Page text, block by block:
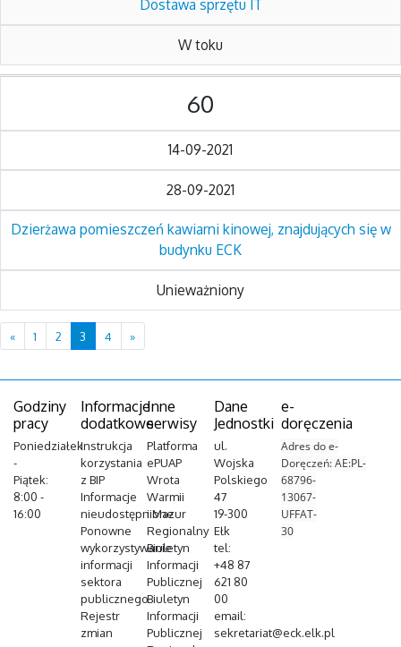
Dostawa sprzętu IT
W toku
60
14-09-2021
28-09-2021
Dzierżawa pomieszczeń kawiarni kinowej, znajdujących się w
budynku ECK
Unieważniony
«Previous
1 2 3 4 »Next
Godziny
pracy
Poniedziałek
-
Piątek:
8:00 -
16:00
Informacje
dodatkowe
Instrukcja
korzystania
z BIP
Informacje
nieudostępnione
Ponowne
wykorzystywanie
informacji
sektora
publicznego
Rejestr
zmian
Inne
serwisy
Platforma
ePUAP
Wrota
Warmii
i Mazur
Regionalny
Biuletyn
Informacji
Publicznej
Biuletyn
Informacji
Publicznej
Dane
Jednostki
ul.
Wojska
Polskiego
47
19-300
Ełk
tel:
+48 87
621 80
00
email:
sekretariat@eck.elk.pl
e-
doręczenia
Adres do e-
Doręczeń: AE:PL-
68796-
13067-
UFFAT-
30